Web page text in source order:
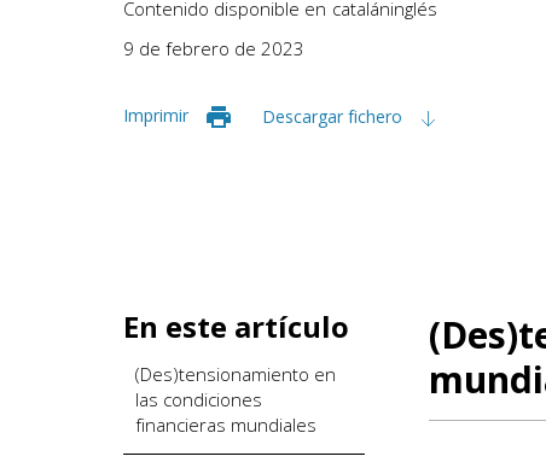
Contenido disponible en cataláninglés
9 de febrero de 2023
Imprimir Descargar fichero
En este artículo
(Des)tensionamiento en
las condiciones
financieras mundiales